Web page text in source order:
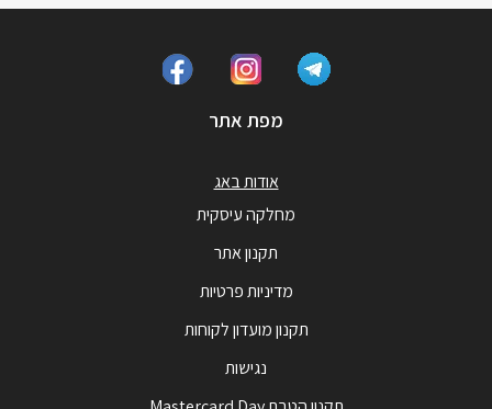
מפת אתר
אודות באג
מחלקה עיסקית
תקנון אתר
מדיניות פרטיות
תקנון מועדון לקוחות
נגישות